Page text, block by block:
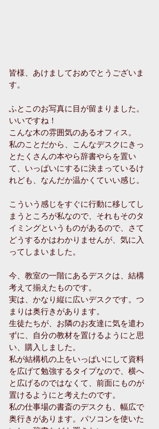
皆様、あけましておめでとうございま
す。
ふとこのお写真に目が留まりました。
いいですね！
こんな木の雰囲気のあるオフィス。
私のことだから、こんなデスクにきっ
とたくさんの本やら辞書やらを置い
て、いっぱいにするに決まっているけ
れども、なんだか温かくていい感じ。
こういう感じをすぐに行動に移してし
まうところが私なので、それもそのタ
イミングというものがあるので、さて
どうするかはわかりませんが、気に入
ってしまいました。
今、教室の一階にあるデスクは、結構
考えて揃えたものです。
実は、かなり縦に広いデスクです。つ
まりは奥行きがあります。
生徒たちが、お隣のお友達に気を遣わ
ずに、自分の教材を置けるようにと思
い、購入しました。
私が結構机の上をいっぱいにして資料
を広げて勉強するタイプなので、横へ
と広げるのではなくて、前面にものが
置けるようにと考えたのです。
私の仕事場の書斎のデスクも、幅広で
奥行きがあります。パソコンを使いた